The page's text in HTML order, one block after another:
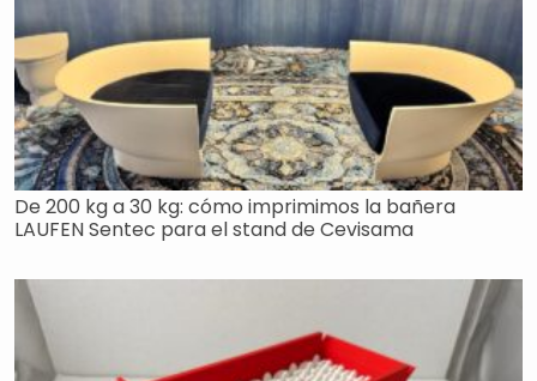
De 200 kg a 30 kg: cómo imprimimos la bañera
LAUFEN Sentec para el stand de Cevisama